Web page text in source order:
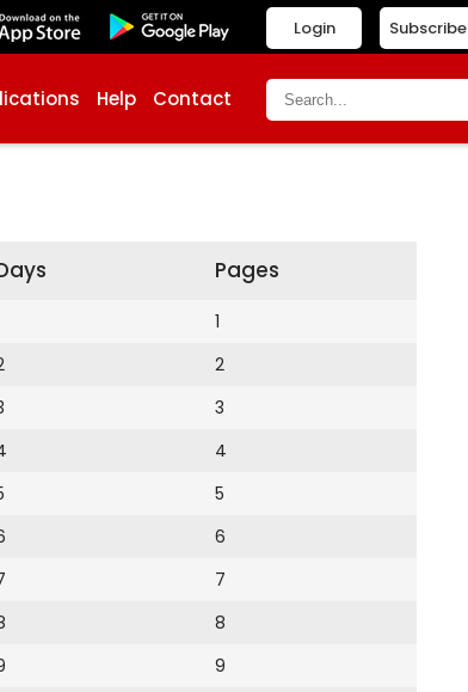
Subscribe
Login
Help Contact
Pages
1
2
3
4
5
6
7
8
9